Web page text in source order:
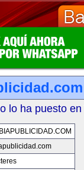
lo ha puesto en